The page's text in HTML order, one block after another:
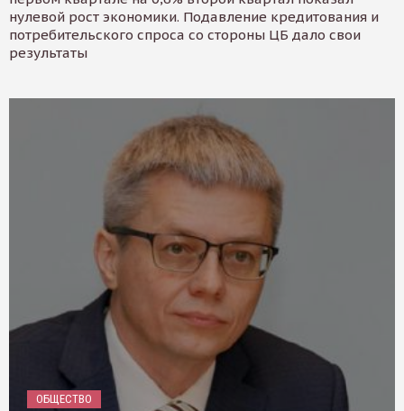
нулевой рост экономики. Подавление кредитования и
потребительского спроса со стороны ЦБ дало свои
результаты
ОБЩЕСТВО